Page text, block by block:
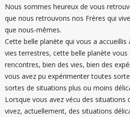
Nous sommes heureux de vous
que nous retrouvons nos Frères qui
que nous-mêmes.
Cette belle planète qui vous a
vies terrestres, cette belle planète vous
rencontres, bien des vies, bien des
vous avez pu expérimenter toutes
sortes de situations plus ou moins
Lorsque vous avez vécu des situations
vivez, actuellement, des situations